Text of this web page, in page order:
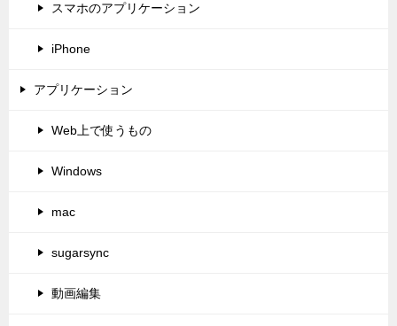
スマホのアプリケーション
iPhone
アプリケーション
Web上で使うもの
Windows
mac
sugarsync
動画編集